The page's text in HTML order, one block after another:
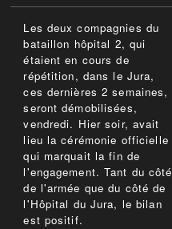
Les deux compagnies du
bataillon hôpital 2, qui
étaient en cours de
répétition, dans le Jura,
ces dernières 2 semaines,
seront démobilisées,
vendredi. Hier soir, avait
lieu la cérémonie officielle
qui marquait la fin de
l'engagement. Tant du côté
de l'armée que du côté de
l'Hôpital du Jura, le bilan
est positif.